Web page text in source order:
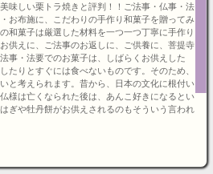
味しい栗トラ焼きと評判！！ご法事・仏事・法
お布施に、こだわりの手作り和菓子を贈ってみ
和菓子は厳選した材料を一つ一つ丁寧に手作り
供えに、ご法事のお返しに、ご供養に、菩提寺
事・法要でのお菓子は、しばらくお供えした
たりとすぐには食べないものです。そのため、
と考えられます。昔から、日本の文化に根付い
様は亡くなられた後は、あんこ好きになるとい
ぎや牡丹餅がお供えされるのもそういう言われ